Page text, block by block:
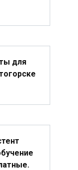
для